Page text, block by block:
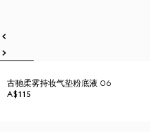
古驰柔雾持妆气垫粉底液 06
A$115